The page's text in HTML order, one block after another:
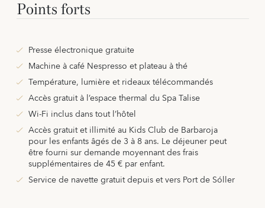
Points forts
Presse électronique gratuite
Machine à café Nespresso et plateau à thé
Température, lumière et rideaux télécommandés
Accès gratuit à l’espace thermal du Spa Talise
Wi-Fi inclus dans tout l’hôtel
Accès gratuit et illimité au Kids Club de Barbaroja
pour les enfants âgés de 3 à 8 ans. Le déjeuner peut
être fourni sur demande moyennant des frais
supplémentaires de 45 € par enfant.
Service de navette gratuit depuis et vers Port de Sóller